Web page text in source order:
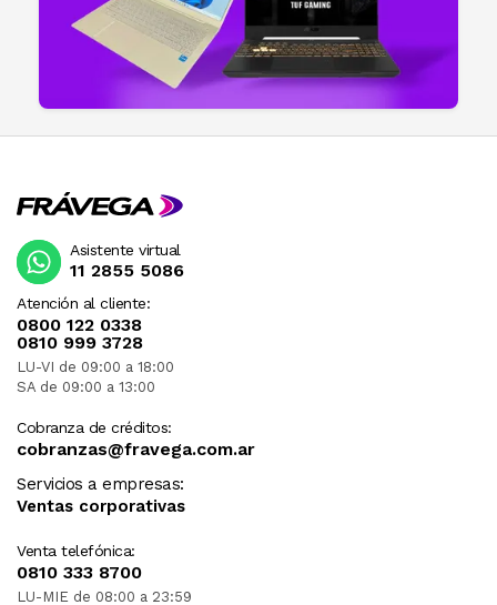
Atención al cliente:
0800 122 0338
0810 999 3728
LU-VI de 09:00 a 18:00
SA de 09:00 a 13:00
Cobranza de créditos:
cobranzas@fravega.com.ar
Servicios a empresas:
Ventas corporativas
Venta telefónica:
0810 333 8700
LU-MIE de 08:00 a 23:59
Asistente virtual
11 2855 5086